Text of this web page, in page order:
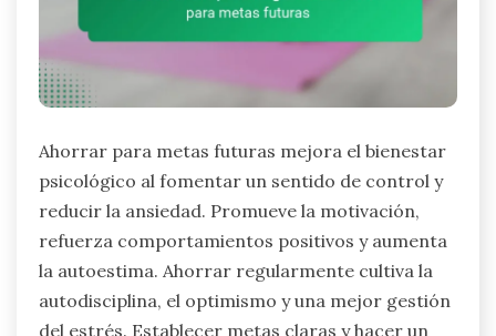
Ahorrar para metas futuras mejora el bienestar
psicológico al fomentar un sentido de control y
reducir la ansiedad. Promueve la motivación,
refuerza comportamientos positivos y aumenta
la autoestima. Ahorrar regularmente cultiva la
autodisciplina, el optimismo y una mejor gestión
del estrés. Establecer metas claras y hacer un